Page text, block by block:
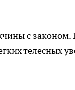
с законом.
телесных